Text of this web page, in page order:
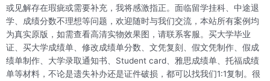
或见解存在瑕疵或需要补充，我将感激指正。面临留学挂科、中途退
学、成绩分数不理想等问题，欢迎随时与我们交流，本站所有案例均
为真实原版，如需查看高清实物效果图，请联系客服。买大学毕业
证、买大学成绩单、修改成绩单分数、文凭复刻、假文凭制作、假成
绩单制作、大学录取通知书、Student card、雅思成绩单、托福成绩
单等材料，不论是遗失补办还是证件破损，都可以找我们1:1复制。很